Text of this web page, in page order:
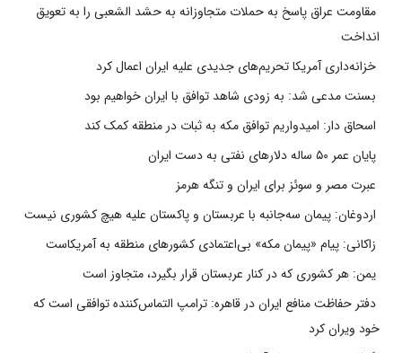
مقاومت عراق پاسخ به حملات متجاوزانه به حشد الشعبی را به تعویق
انداخت
خزانه‌داری آمریکا تحریم‌های جدیدی علیه ایران اعمال کرد
بسنت مدعی شد: به زودی شاهد توافق با ایران خواهیم بود
اسحاق دار: امیدواریم توافق مکه به ثبات در منطقه کمک کند
پایان عمر ۵۰ ساله دلارهای نفتی به دست ایران
عبرت مصر و سوئز برای ایران و تنگه هرمز
اردوغان: پیمان سه‌جانبه با عربستان و پاکستان علیه هیچ کشوری نیست
زاکانی: پیام «پیمان مکه» بی‌اعتمادی کشورهای منطقه به آمریکاست
یمن: هر کشوری که در کنار عربستان قرار بگیرد، متجاوز است
دفتر حفاظت منافع ایران در قاهره: ترامپ التماس‌کننده توافقی است که
خود ویران کرد